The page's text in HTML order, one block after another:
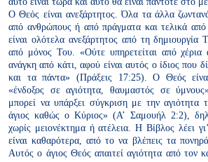
Ο Θεός είναι ανεξάρτητος. Όλα τα άλλα
από ανθρώπους ή από πράγματα και τελικά
είναι ολότελα ανεξάρτητος από τη
από μόνος Του. «Ούτε υπηρετείται από χέρια
ανάγκη από κάτι, αφού είναι αυτός ο ίδιος που
και τα πάντα» (Πράξεις 17:25).Ο Θεός
«ένδοξος σε αγιότητα, θαυμαστός σε
μπορεί να υπάρξει σύγκριση με την αγιότητα
άγιος καθώς ο Κύριος» (Α’ Σαμουήλ 2:2),
χωρίς μειονέκτημα ή ατέλεια. Η Βίβλος λέει
είναι καθαρότερα, από το να βλέπεις τα
Αυτός ο άγιος Θεός απαιτεί αγιότητα από τον